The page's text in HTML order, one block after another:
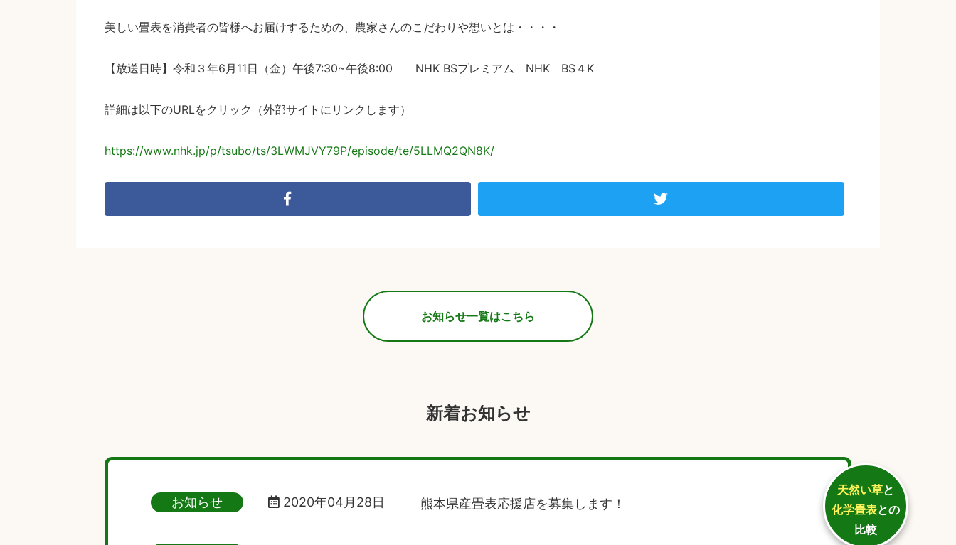
美しい畳表を消費者の皆様へお届けするための、農家さんのこだわりや想いとは・・・・
【放送日時】令和３年6月11日（金）午後7:30~午後8:00 NHK BSプレミアム NHK BS４K
詳細は以下のURLをクリック（外部サイトにリンクします）
https://www.nhk.jp/p/tsubo/ts/3LWMJVY79P/episode/te/5LLMQ2QN8K/
お知らせ一覧はこちら
新着お知らせ
お知らせ 2020年04月28日 熊本県産畳表応援店を募集します！
天然い草と
化学畳表との
比較